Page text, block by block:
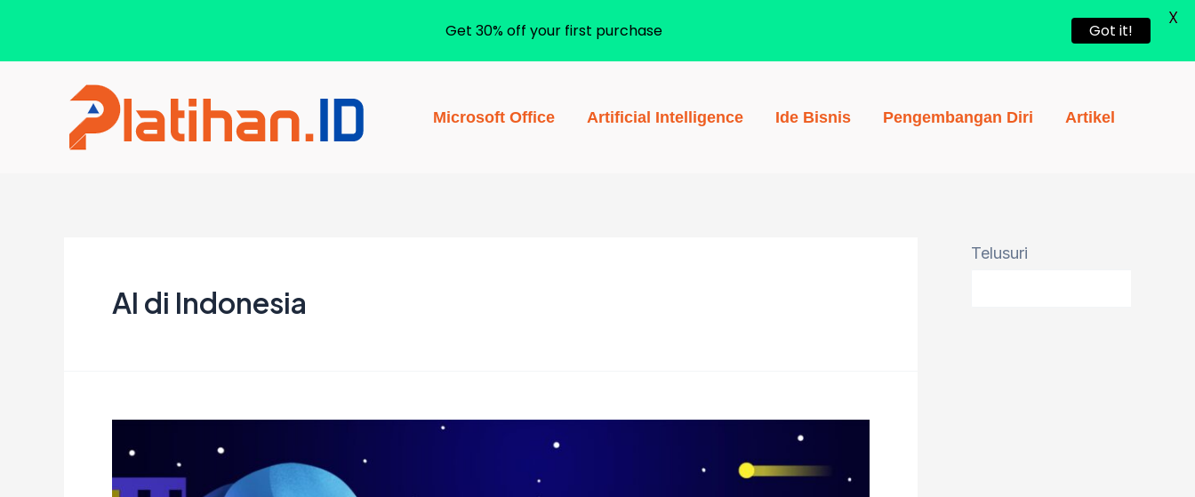
Microsoft Office Artificial Intelligence Ide Bisnis Pengembangan Diri Artikel
AI di Indonesia
Telusuri
Get 30% off your first purchase Got it!
X